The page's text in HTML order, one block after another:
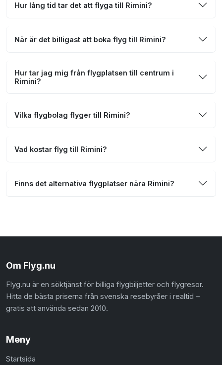
Hur lång tid tar det att flyga till Rimini?
När är det billigast att boka flyg till Rimini?
Hur tar jag mig från flygplatsen till centrum i
Rimini?
Vilka flygbolag flyger till Rimini?
Vad kostar flyg till Rimini?
Finns det alternativa flygplatser nära Rimini?
Om Flyg.nu
Flyg.nu är en söktjänst för billiga flygbiljetter och flygresor.
Hitta de bästa priserna från svenska resebyråer i realtid –
gratis att använda sedan 2010.
Meny
Startsida